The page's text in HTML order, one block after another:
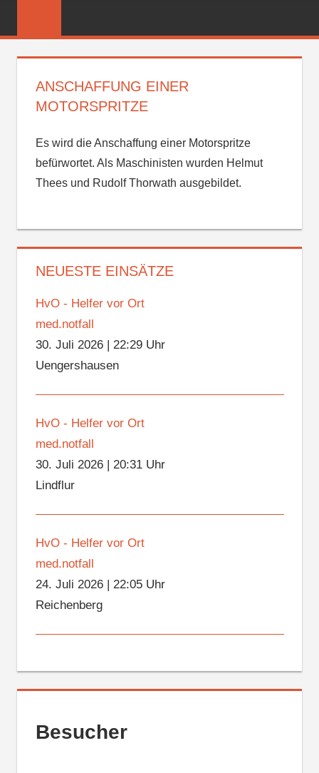
FEUERWEHR
ANSCHAFFUNG EINER
MOTORSPRITZE
Es wird die Anschaffung einer Motorspritze
befürwortet. Als Maschinisten wurden Helmut
Thees und Rudolf Thorwath ausgebildet.
NEUESTE EINSÄTZE
HvO - Helfer vor Ort
med.notfall
30. Juli 2026| 22:29 Uhr
Uengershausen
HvO - Helfer vor Ort
med.notfall
30. Juli 2026| 20:31 Uhr
Lindflur
HvO - Helfer vor Ort
med.notfall
24. Juli 2026| 22:05 Uhr
Reichenberg
Besucher